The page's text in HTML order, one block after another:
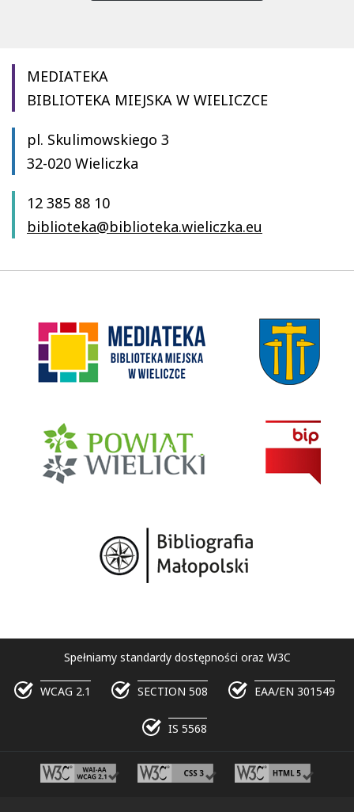
MEDIATEKA
BIBLIOTEKA MIEJSKA W WIELICZCE
pl. Skulimowskiego 3
32-020 Wieliczka
12 385 88 10
biblioteka@biblioteka.wieliczka.eu
Spełniamy standardy dostępności oraz W3C
WCAG 2.1 SECTION 508 EAA/EN 301549
IS 5568